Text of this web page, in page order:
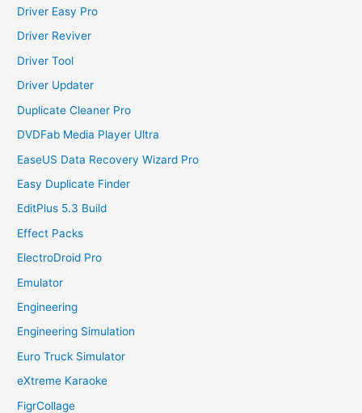
Driver Easy Pro
Driver Reviver
Driver Tool
Driver Updater
Duplicate Cleaner Pro
DVDFab Media Player Ultra
EaseUS Data Recovery Wizard Pro
Easy Duplicate Finder
EditPlus 5.3 Build
Effect Packs
ElectroDroid Pro
Emulator
Engineering
Engineering Simulation
Euro Truck Simulator
eXtreme Karaoke
FigrCollage